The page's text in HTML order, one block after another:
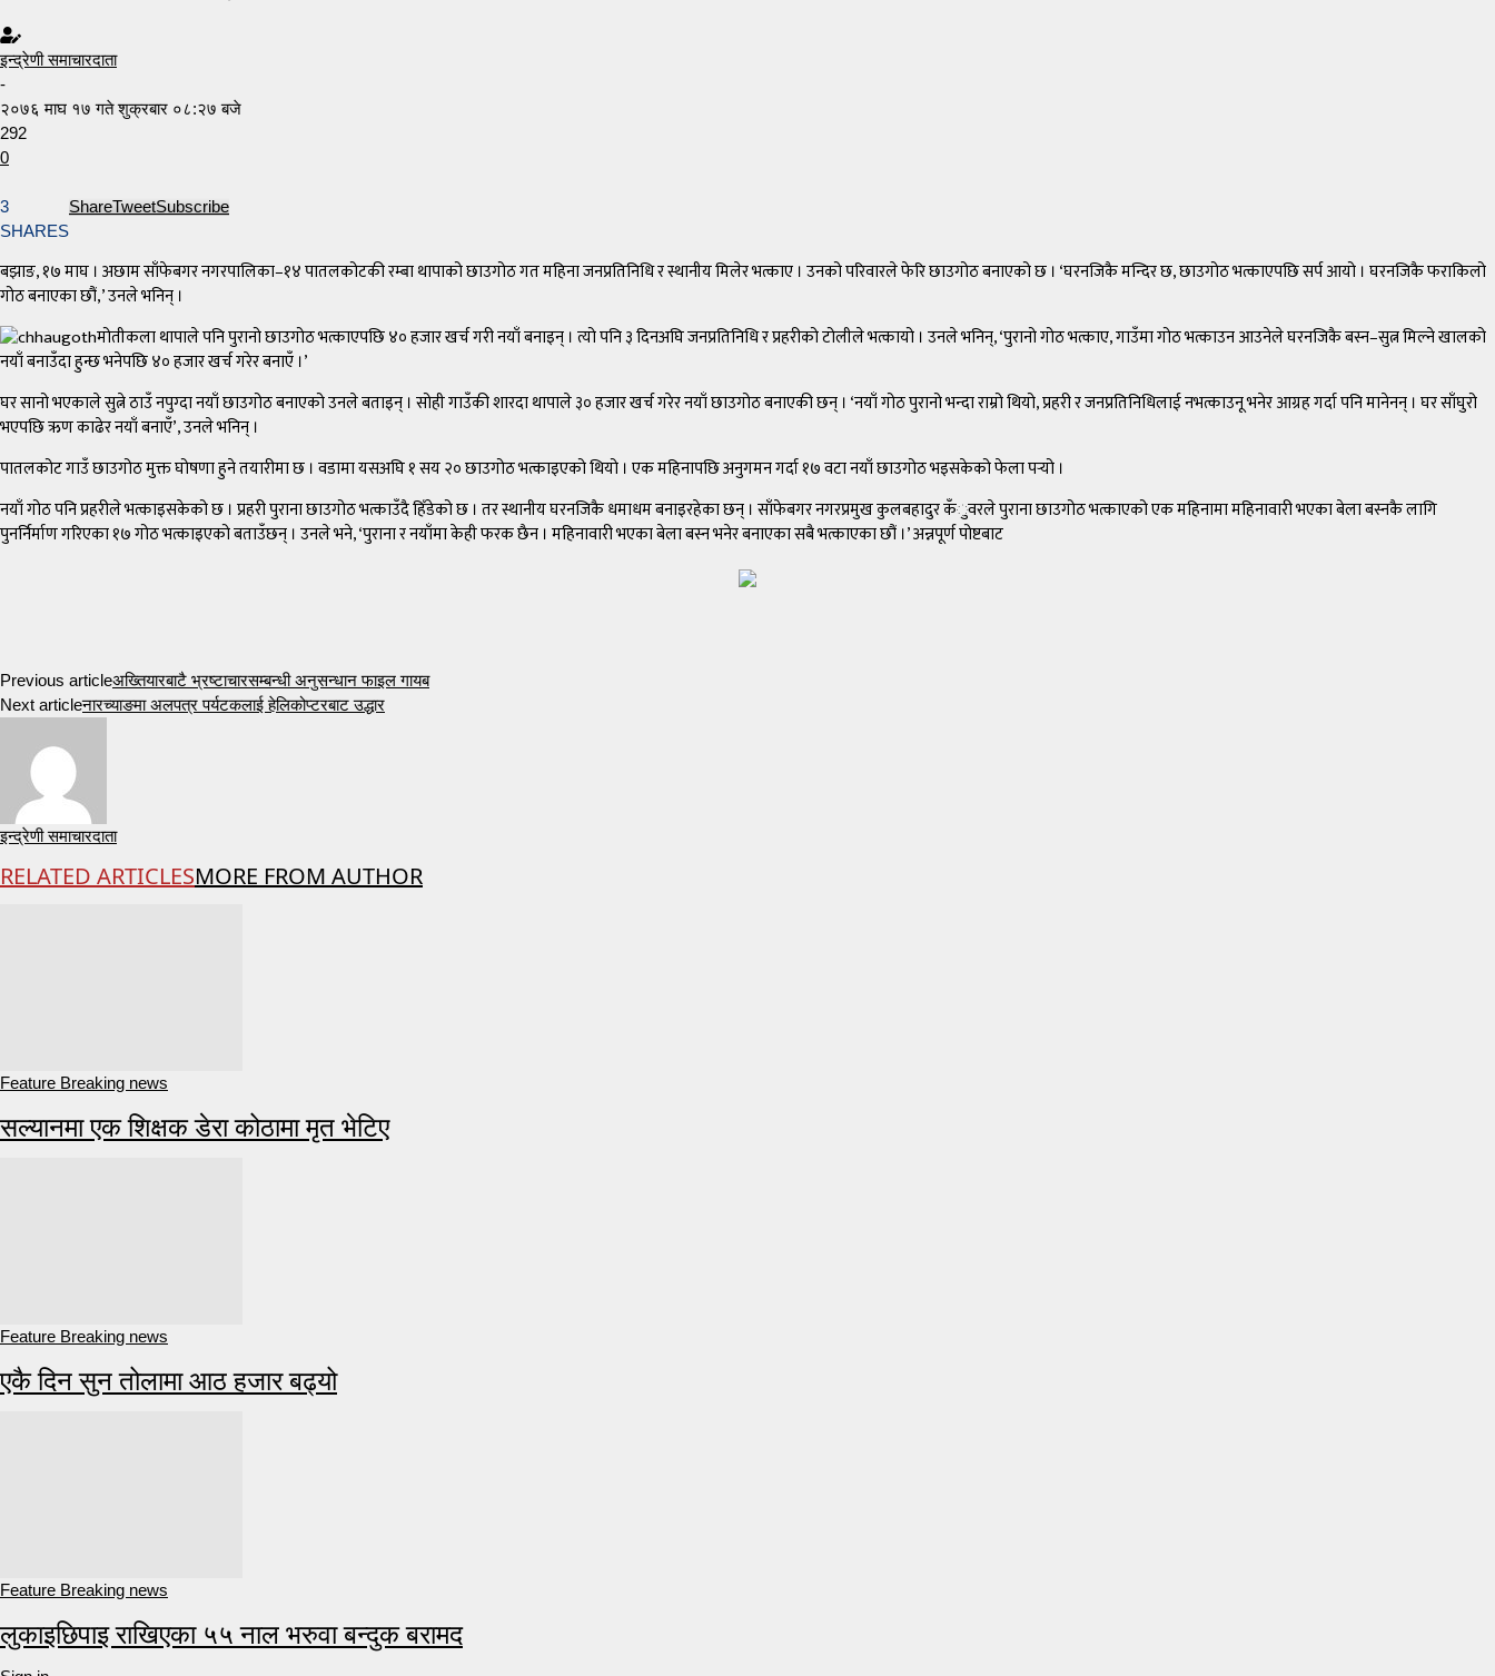
इन्द्रेणी समाचारदाता
-
२०७६ माघ १७ गते शुक्रबार ०८:२७ बजे
292
0
3
SHARES
ShareTweetSubscribe
बझाङ, १७ माघ । अछाम साँफेबगर नगरपालिका–१४ पातलकोटकी रम्बा थापाको छाउगोठ गत महिना जनप्रतिनिधि र स्थानीय मिलेर भत्काए । उनको परिवारले फेरि छाउगोठ बनाएको छ । ‘घरनजिकै मन्दिर छ, छाउगोठ भत्काएपछि सर्प आयो । घरनजिकै फराकिलो
गोठ बनाएका छौं,’ उनले भनिन् ।
मोतीकला थापाले पनि पुरानो छाउगोठ भत्काएपछि ४० हजार खर्च गरी नयाँ बनाइन् । त्यो पनि ३ दिनअघि जनप्रतिनिधि र प्रहरीको टोलीले भत्कायो । उनले भनिन्, ‘पुरानो गोठ भत्काए, गाउँमा गोठ भत्काउन आउनेले घरनजिकै बस्न–सुत्न मिल्ने खालको
नयाँ बनाउँदा हुन्छ भनेपछि ४० हजार खर्च गरेर बनाएँ ।’
घर सानो भएकाले सुत्ने ठाउँ नपुग्दा नयाँ छाउगोठ बनाएको उनले बताइन् । सोही गाउँकी शारदा थापाले ३० हजार खर्च गरेर नयाँ छाउगोठ बनाएकी छन् । ‘नयाँ गोठ पुरानो भन्दा राम्रो थियो, प्रहरी र जनप्रतिनिधिलाई नभत्काउनू भनेर आग्रह गर्दा पनि मानेनन् । घर साँघुरो
भएपछि ऋण काढेर नयाँ बनाएँ’, उनले भनिन् ।
पातलकोट गाउँ छाउगोठ मुक्त घोषणा हुने तयारीमा छ । वडामा यसअघि १ सय २० छाउगोठ भत्काइएको थियो । एक महिनापछि अनुगमन गर्दा १७ वटा नयाँ छाउगोठ भइसकेको फेला पर्‍यो ।
नयाँ गोठ पनि प्रहरीले भत्काइसकेको छ । प्रहरी पुराना छाउगोठ भत्काउँदै हिँडेको छ । तर स्थानीय घरनजिकै धमाधम बनाइरहेका छन् । साँफेबगर नगरप्रमुख कुलबहादुर कँुवरले पुराना छाउगोठ भत्काएको एक महिनामा महिनावारी भएका बेला बस्नकै लागि
पुनर्निर्माण गरिएका १७ गोठ भत्काइएको बताउँछन् । उनले भने, ‘पुराना र नयाँमा केही फरक छैन । महिनावारी भएका बेला बस्न भनेर बनाएका सबै भत्काएका छौं ।’ अन्नपूर्ण पोष्टबाट
Previous articleअख्तियारबाटै भ्रष्टाचारसम्बन्धी अनुसन्धान फाइल गायब
Next articleनारच्याङमा अलपत्र पर्यटकलाई हेलिकोप्टरबाट उद्धार
इन्द्रेणी समाचारदाता
RELATED ARTICLESMORE FROM AUTHOR
Feature Breaking news
सल्यानमा एक शिक्षक डेरा कोठामा मृत भेटिए
Feature Breaking news
एकै दिन सुन तोलामा आठ हजार बढ्यो
Feature Breaking news
लुकाइछिपाइ राखिएका ५५ नाल भरुवा बन्दुक बरामद